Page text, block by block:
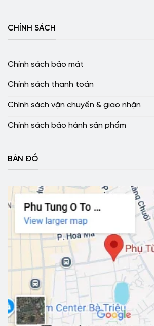
CHÍNH SÁCH
Chính sách bảo mật
Chính sách thanh toán
Chính sách vận chuyển & giao nhận
Chính sách bảo hành sản phẩm
BẢN ĐỒ